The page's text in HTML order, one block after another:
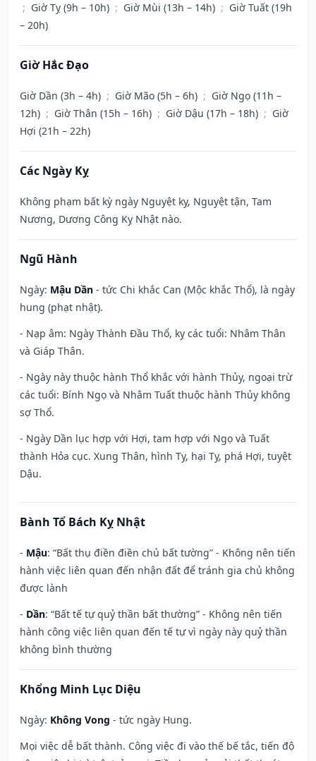
; Giờ Tỵ (9h – 10h) ; Giờ Mùi (13h – 14h) ; Giờ Tuất (19h
– 20h)
Giờ Hắc Đạo
Giờ Dần (3h – 4h) ; Giờ Mão (5h – 6h) ; Giờ Ngọ (11h –
12h) ; Giờ Thân (15h – 16h) ; Giờ Dậu (17h – 18h) ; Giờ
Hợi (21h – 22h)
Các Ngày Kỵ
Không phạm bất kỳ ngày Nguyệt kỵ, Nguyệt tận, Tam
Nương, Dương Công Kỵ Nhật nào.
Ngũ Hành
Ngày: Mậu Dần - tức Chi khắc Can (Mộc khắc Thổ), là ngày
hung (phạt nhật).
- Nạp âm: Ngày Thành Đầu Thổ, kỵ các tuổi: Nhâm Thân
và Giáp Thân.
- Ngày này thuộc hành Thổ khắc với hành Thủy, ngoại trừ
các tuổi: Bính Ngọ và Nhâm Tuất thuộc hành Thủy không
sợ Thổ.
- Ngày Dần lục hợp với Hợi, tam hợp với Ngọ và Tuất
thành Hỏa cục. Xung Thân, hình Tỵ, hại Tỵ, phá Hợi, tuyệt
Dậu.
Bành Tổ Bách Kỵ Nhật
- Mậu: “Bất thụ điền điền chủ bất tường” - Không nên tiến
hành việc liên quan đến nhận đất để tránh gia chủ không
được lành
- Dần: “Bất tế tự quỷ thần bất thường” - Không nên tiến
hành công việc liên quan đến tế tự vì ngày này quỷ thần
không bình thường
Khổng Minh Lục Diệu
Ngày: Không Vong - tức ngày Hung.
Mọi việc dễ bất thành. Công việc đi vào thế bế tắc, tiến độ